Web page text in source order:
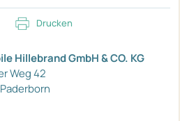
Drucken
Hillebrand GmbH & CO. KG
Weg 42